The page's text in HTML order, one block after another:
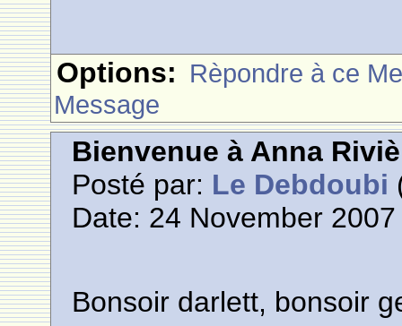
Options: Rèpondre à ce
Message
Bienvenue à Anna
Posté par: Le Debdoubi
Date: 24 November
Bonsoir darlett, bonsoir